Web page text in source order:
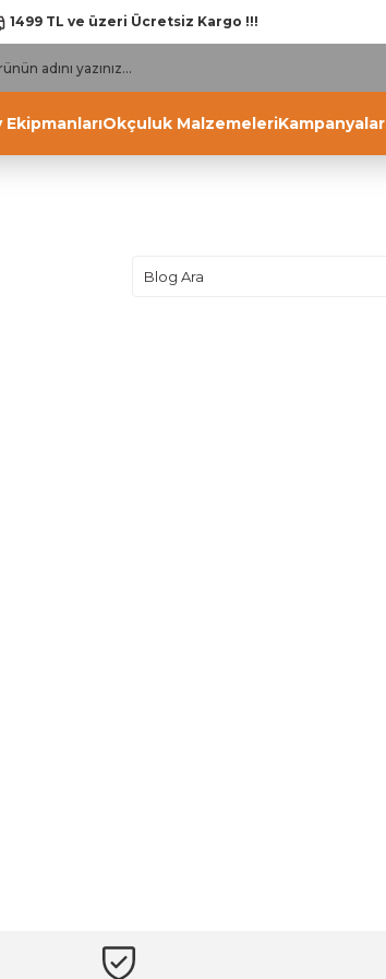
1499 TL ve üzeri Ücretsiz Kargo !!!
EkipmanlarıOkçuluk MalzemeleriKampanyalar